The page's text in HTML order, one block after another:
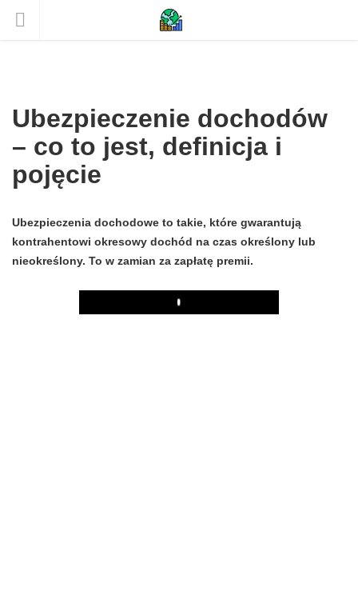
Ubezpieczenie dochodów
– co to jest, definicja i
pojęcie
Ubezpieczenia dochodowe to takie, które gwarantują
kontrahentowi okresowy dochód na czas określony lub
nieokreślony. To w zamian za zapłatę premii.
Play